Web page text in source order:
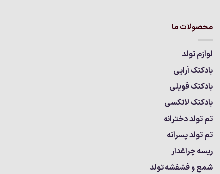
محصولات ما
لوازم تولد
بادکنک آرایی
بادکنک فویلی
بادکنک لاتکسی
تم تولد دخترانه
تم تولد پسرانه
ریسه چراغدار
شمع و فشفشه تولد